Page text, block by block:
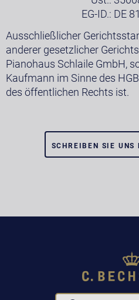
EG-ID.: DE
Ausschließlicher
anderer gesetzlicher
Pianohaus Schlaile GmbH,
Kaufmann im Sinne des
des öffentlichen Rechts ist.
SCHREIBEN SIE